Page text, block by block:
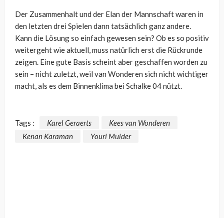
Der Zusammenhalt und der Elan der Mannschaft waren in
den letzten drei Spielen dann tatsächlich ganz andere.
Kann die Lösung so einfach gewesen sein? Ob es so positiv
weitergeht wie aktuell, muss natürlich erst die Rückrunde
zeigen. Eine gute Basis scheint aber geschaffen worden zu
sein – nicht zuletzt, weil van Wonderen sich nicht wichtiger
macht, als es dem Binnenklima bei Schalke 04 nützt.
Tags : Karel Geraerts
Kees van Wonderen
Kenan Karaman
Youri Mulder